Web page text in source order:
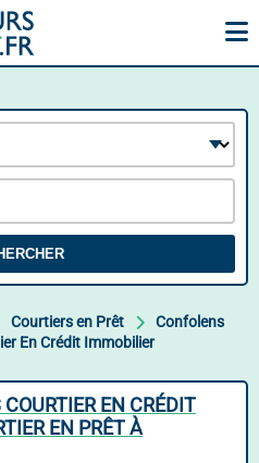
Courtiers en Prêt
Confolens
En Crédit Immobilier
EN CRÉDIT
EN PRÊT À